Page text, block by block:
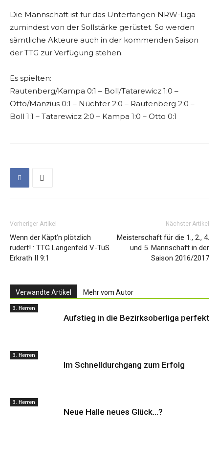
Die Mannschaft ist für das Unterfangen NRW-Liga
zumindest von der Sollstärke gerüstet. So werden
sämtliche Akteure auch in der kommenden Saison
der TTG zur Verfügung stehen.
Es spielten:
Rautenberg/Kampa 0:1 – Boll/Tatarewicz 1:0 –
Otto/Manzius 0:1 – Nüchter 2:0 – Rautenberg 2:0 –
Boll 1:1 – Tatarewicz 2:0 – Kampa 1:0 – Otto 0:1
Vorheriger Artikel
Wenn der Käpt’n plötzlich
rudert! : TTG Langenfeld V-TuS
Erkrath II 9:1
Nächster Artikel
Meisterschaft für die 1., 2., 4.
und 5. Mannschaft in der
Saison 2016/2017
Verwandte Artikel Mehr vom Autor
3. Herren
Aufstieg in die Bezirksoberliga perfekt
3. Herren
Im Schnelldurchgang zum Erfolg
3. Herren
Neue Halle neues Glück…?